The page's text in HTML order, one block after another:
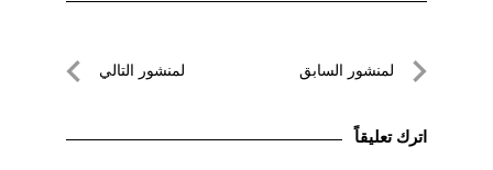
تصفّحلمنشور السابق
السابق
لمنشور التالي
اترك تعليقاً